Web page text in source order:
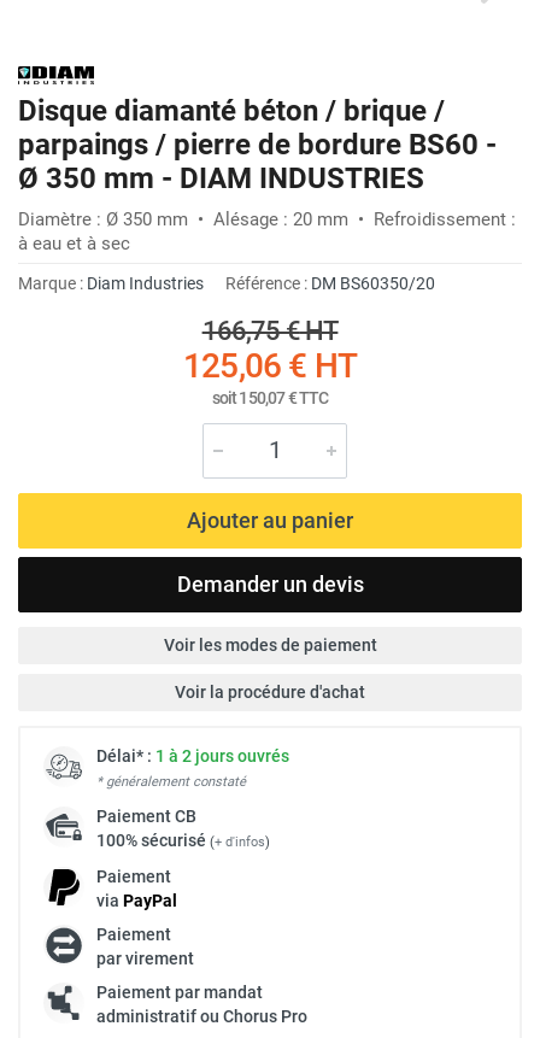
Disque diamanté béton / brique /
parpaings / pierre de bordure BS60 -
Ø 350 mm - DIAM INDUSTRIES
Diamètre : Ø 350 mm • Alésage : 20 mm • Refroidissement :
à eau et à sec
Marque : Diam Industries Référence : DM BS60350/20
166,75 €HT
125,06 € HT
soit150,07 €TTC
Ajouter au panier
Demander un devis
Voir les modes de paiement
Voir la procédure d'achat
Délai* : 1 à 2 jours ouvrés
* généralement constaté
PaiementCB
100% sécurisé (+ d'infos)
Paiement
via PayPal
Paiement
par virement
Paiement par mandat
administratif ou Chorus Pro